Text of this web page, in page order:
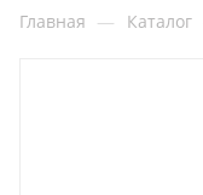
Главная — Каталог